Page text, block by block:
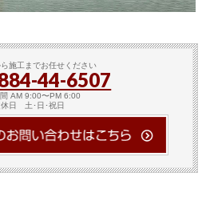
施工までお任せください
44-6507
AM 9:00〜PM 6:00
休日 土･日･祝日